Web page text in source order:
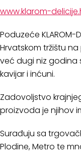
www.klarom-
Poduzeće KLAROM-
Hrvatskom tržištu
već dugi niz godina
kavijar i inćuni.
Zadovoljstvo
proizvoda je njihov
Surađuju sa
Plodine, Metro te